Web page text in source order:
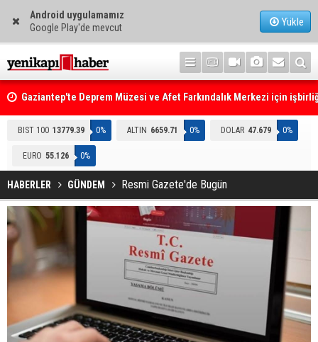
Android uygulamamız
Google Play'de mevcut
Yükle
Gaziantep'te Deprem Müzesi ve Afet Farkındalık Merkezi için
protokolü imzalandı
Resmi Gazete'de Bugün
BIST 100 13779.39 0% ALTIN 6659.71 0% DOLAR 47.679 0%
EURO 55.126 0%
HABERLER GÜNDEM Resmi Gazete'de Bugün